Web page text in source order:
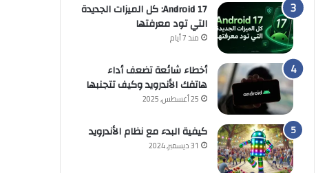
Android 17: كل الميزات الجديدة
التي تود معرفتها
منذ 7 أيام
أخطاء شائعة تضعف أداء
هاتفك الأندرويد وكيف تتجنبها
25 أغسطس, 2025
كيفية البدء مع نظام الأندرويد
31 ديسمبر, 2024